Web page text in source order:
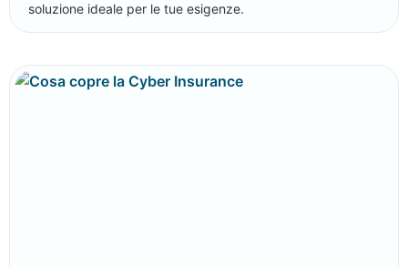
soluzione ideale per le tue esigenze.